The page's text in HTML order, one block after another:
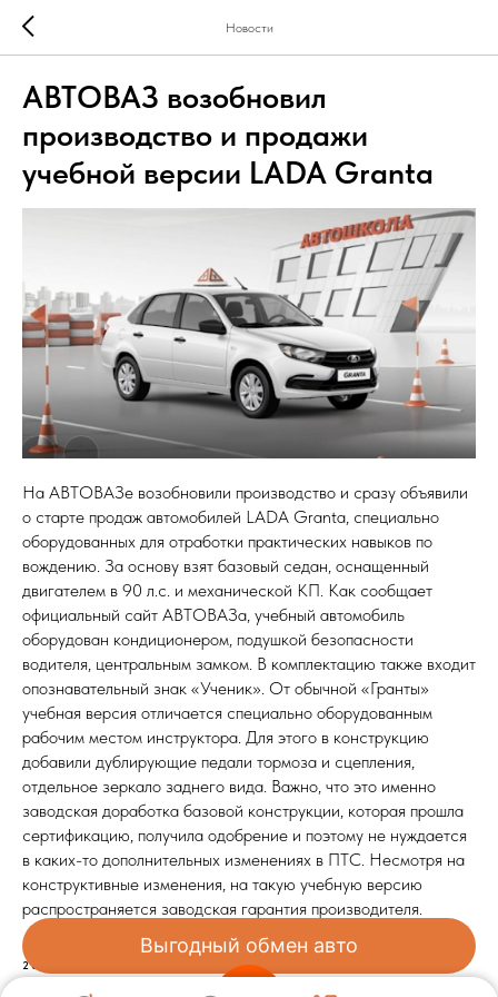
Новости
АВТОВАЗ возобновил
производство и продажи
учебной версии LADA Granta
На АВТОВАЗе возобновили производство и сразу объявили
о старте продаж автомобилей LADA Granta, специально
оборудованных для отработки практических навыков по
вождению. За основу взят базовый седан, оснащенный
двигателем в 90 л.с. и механической КП. Как сообщает
официальный сайт АВТОВАЗа, учебный автомобиль
оборудован кондиционером, подушкой безопасности
водителя, центральным замком. В комплектацию также входит
опознавательный знак «Ученик». От обычной «Гранты»
учебная версия отличается специально оборудованным
рабочим местом инструктора. Для этого в конструкцию
добавили дублирующие педали тормоза и сцепления,
отдельное зеркало заднего вида. Важно, что это именно
заводская доработка базовой конструкции, которая прошла
сертификацию, получила одобрение и поэтому не нуждается
в каких-то дополнительных изменениях в ПТС. Несмотря на
конструктивные изменения, на такую учебную версию
распространяется заводская гарантия производителя.
2025-05-21 12:43
Выгодный обмен авто